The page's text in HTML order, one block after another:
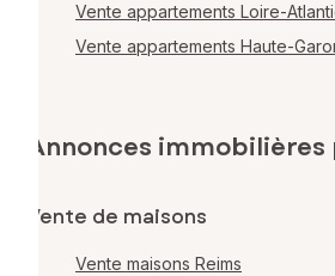
Vente appartements Loire-
Vente appartements Haute-
Annonces
Vente de maisons
Vente maisons Reims